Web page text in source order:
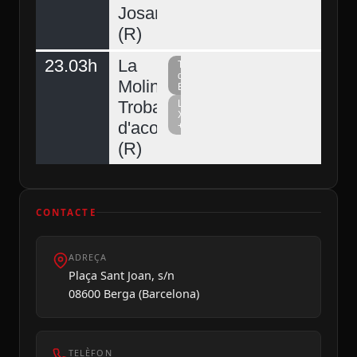
Diumenge 09
Josart
(R)
23.03h
La
Molina,
Trobada
d'acordionistes
(R)
Televisió
del
Berguedà
La
Xarxa
+
CONTACTE
ADREÇA
Plaça Sant Joan, s/n
08600 Berga (Barcelona)
TELÈFON